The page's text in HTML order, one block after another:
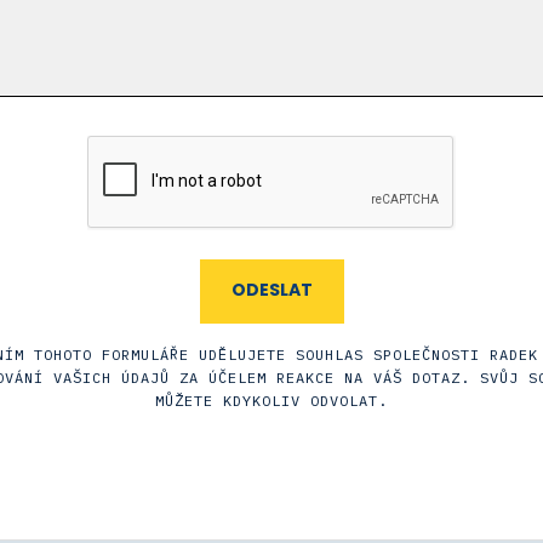
TOHOTO FORMULÁŘE UDĚLUJETE SOUHLAS SPOLEČNOSTI
VAŠICH ÚDAJŮ ZA ÚČELEM REAKCE NA VÁŠ DOTAZ. SVŮJ
MŮŽETE KDYKOLIV ODVOLAT.